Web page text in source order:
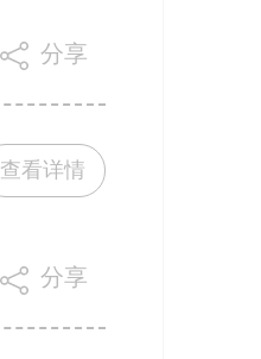
分享
查看详情
分享